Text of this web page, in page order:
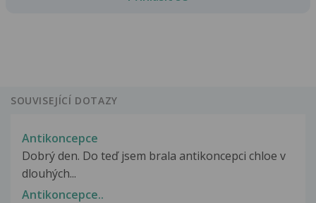
SOUVISEJÍCÍ DOTAZY
Antikoncepce
Dobrý den. Do teď jsem brala antikoncepci chloe v
dlouhých...
Antikoncepce..